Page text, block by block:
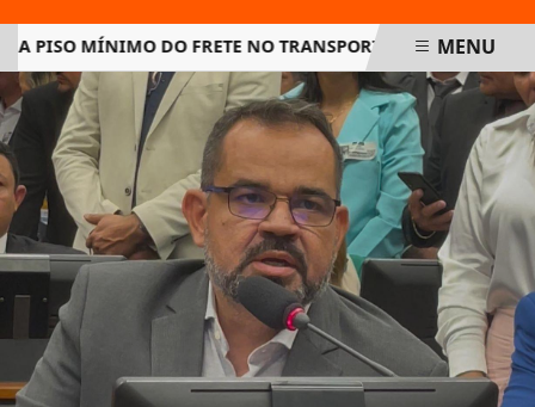
MÍNIMO DO FRETE NO TRANSPORTE DE CARGAS E
EM ALTA
MENU